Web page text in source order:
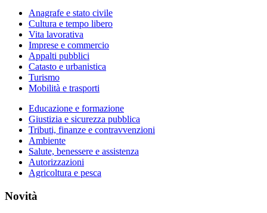
Anagrafe e stato civile
Cultura e tempo libero
Vita lavorativa
Imprese e commercio
Appalti pubblici
Catasto e urbanistica
Turismo
Mobilità e trasporti
Educazione e formazione
Giustizia e sicurezza pubblica
Tributi, finanze e contravvenzioni
Ambiente
Salute, benessere e assistenza
Autorizzazioni
Agricoltura e pesca
Novità